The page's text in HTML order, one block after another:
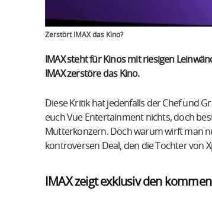
Zerstört IMAX das Kino?
IMAX steht für Kinos mit riesigen
IMAX zerstöre das Kino.
Diese Kritik hat jedenfalls der Chef und
euch Vue Entertainment nichts, doch
Mutterkonzern. Doch warum wirft man
kontroversen Deal, den die Tochter von
IMAX zeigt exklusiv den